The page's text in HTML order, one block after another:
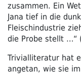
zusammen. Ein
Jana tief in die
Fleischindustrie
die Probe stellt …“
Trivialliteratur hat
angetan, wie sie